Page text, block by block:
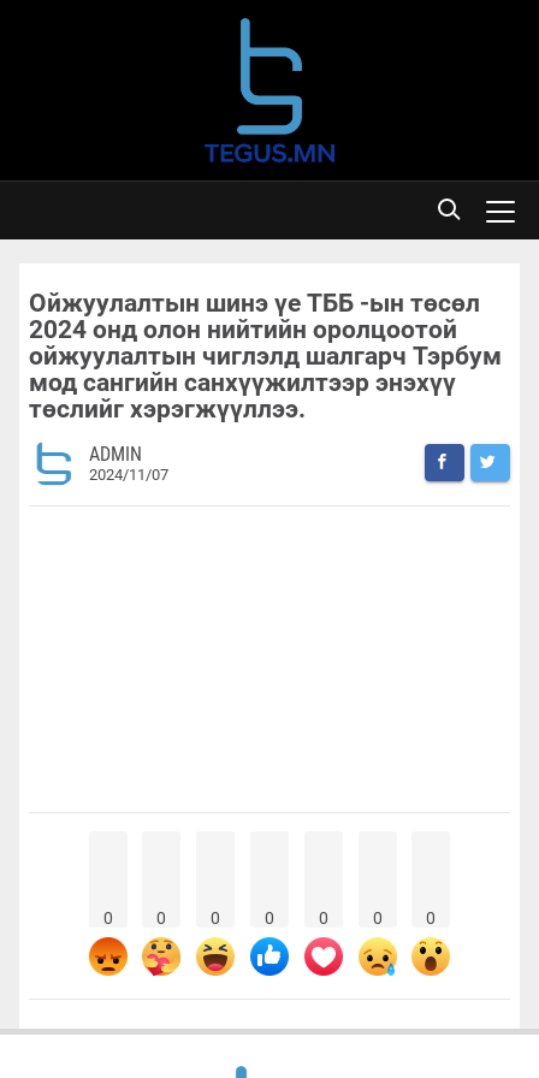
Ойжуулалтын шинэ үе ТББ -ын төсөл
2024 онд олон нийтийн оролцоотой
ойжуулалтын чиглэлд шалгарч Тэрбум
мод сангийн санхүүжилтээр энэхүү
төслийг хэрэгжүүллээ.
ADMIN
2024/11/07
0 0 0 0 0 0 0